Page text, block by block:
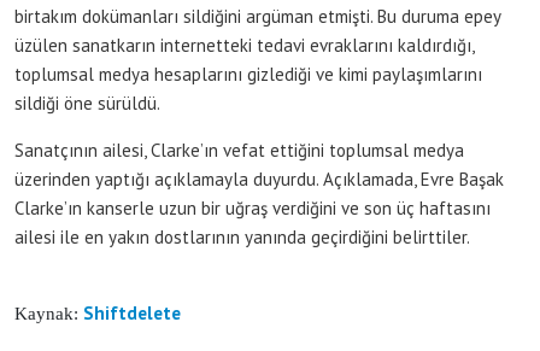
birtakım dokümanları sildiğini argüman etmişti. Bu duruma epey
üzülen sanatkarın internetteki tedavi evraklarını kaldırdığı,
toplumsal medya hesaplarını gizlediği ve kimi paylaşımlarını
sildiği öne sürüldü.
Sanatçının ailesi, Clarke’ın vefat ettiğini toplumsal medya
üzerinden yaptığı açıklamayla duyurdu. Açıklamada, Evre Başak
Clarke’ın kanserle uzun bir uğraş verdiğini ve son üç haftasını
ailesi ile en yakın dostlarının yanında geçirdiğini belirttiler.
Kaynak: Shiftdelete